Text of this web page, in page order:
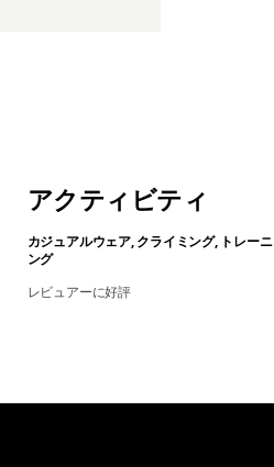
アクティビティ
カジュアルウェア, クライミング, トレーニ
ング
レビュアーに好評